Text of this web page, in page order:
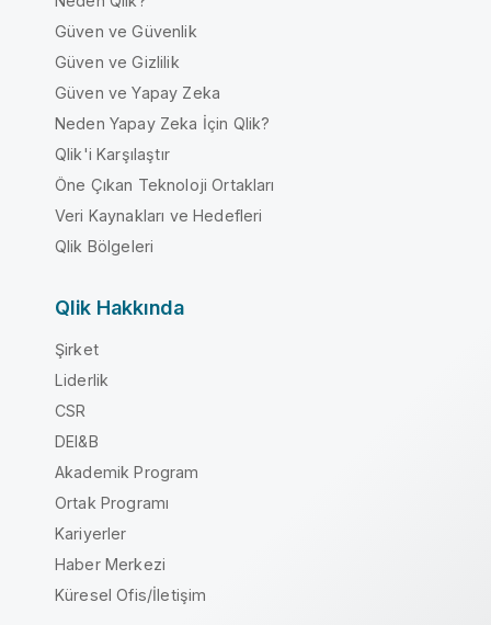
Güven ve Güvenlik
Güven ve Gizlilik
Güven ve Yapay Zeka
Neden Yapay Zeka İçin Qlik?
Qlik'i Karşılaştır
Öne Çıkan Teknoloji Ortakları
Veri Kaynakları ve Hedefleri
Qlik Bölgeleri
Qlik Hakkında
Şirket
Liderlik
CSR
DEI&B
Akademik Program
Ortak Programı
Kariyerler
Haber Merkezi
Küresel Ofis/İletişim